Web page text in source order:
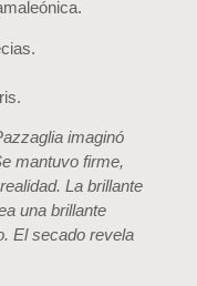
imaginó
mantuvo firme,
La brillante
una brillante
El secado revela